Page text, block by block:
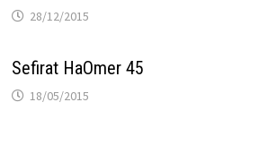
28/12/2015
Sefirat HaOmer 45
18/05/2015